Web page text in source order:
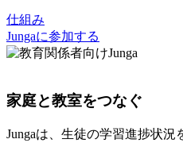
仕組み
Jungaに参加する
家庭と教室をつなぐ
Jungaは、生徒の学習進捗状